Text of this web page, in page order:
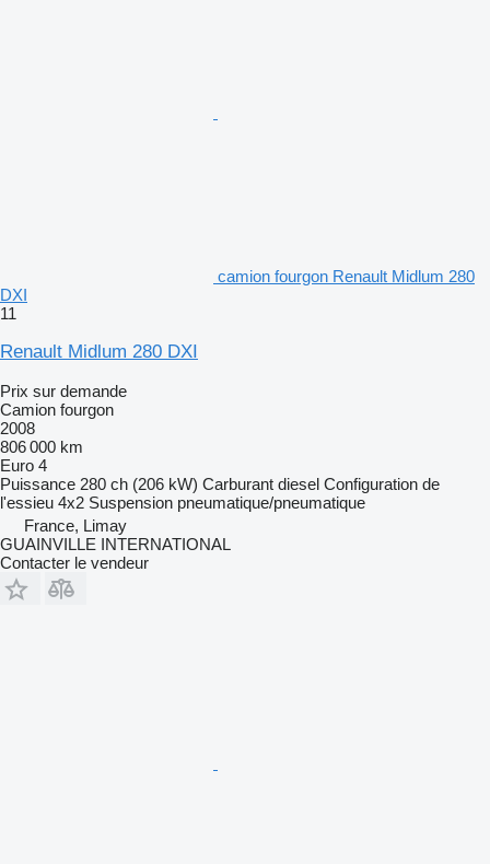
camion fourgon Renault Midlum 280
DXI
11
Renault Midlum 280 DXI
Prix sur demande
Camion fourgon
2008
806 000 km
Euro 4
Puissance 280 ch (206 kW) Carburant diesel Configuration de
l'essieu 4x2 Suspension pneumatique/pneumatique
France, Limay
GUAINVILLE INTERNATIONAL
Contacter le vendeur